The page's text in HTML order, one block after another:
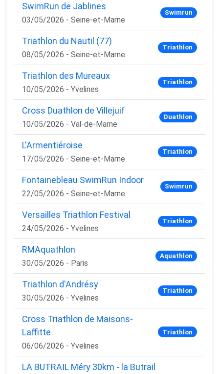
SwimRun de Jablines
03/05/2026 - Seine-et-Marne
Swimrun
Triathlon du Nautil (77)
08/05/2026 - Seine-et-Marne
Triathlon
Triathlon des Mureaux
10/05/2026 - Yvelines
Triathlon
Cross Duathlon de Villejuif
10/05/2026 - Val-de-Marne
Duathlon
L'Armentiéroise
17/05/2026 - Seine-et-Marne
Triathlon
Fontainebleau SwimRun Indoor
22/05/2026 - Seine-et-Marne
Swimrun
Versailles Triathlon Festival
24/05/2026 - Yvelines
Triathlon
RMAquathlon
30/05/2026 - Paris
Aquathlon
Triathlon d'Andrésy
30/05/2026 - Yvelines
Triathlon
Cross Triathlon de Maisons-
Laffitte
06/06/2026 - Yvelines
Triathlon
LA BUTRAIL Méry 30km - la Butrail